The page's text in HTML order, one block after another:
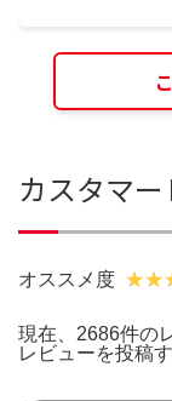
カスタマ
オススメ度
現在、2686件の
レビューを投稿